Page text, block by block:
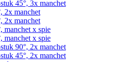
45°, 3x manchet
2x manchet
2x manchet
manchet x spie
manchet x spie
90°, 2x manchet
45°, 2x manchet